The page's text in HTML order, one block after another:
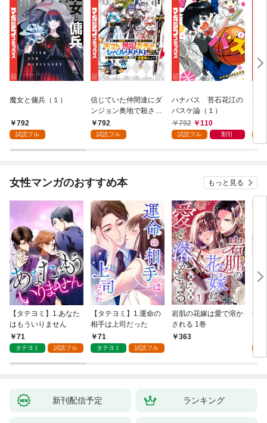
魔女と傭兵（１）
792
試読フル
信じていた仲間達にダ
ンジョン奥地で殺され
かけたがギフト『無限
ガチャ』でレベル９９
『ざまぁ！』します！
（１）
792
試読フル
ハナバス 苔石花江の
バスケ論（１）
792
110
試読フル 割引
追
強
～
（
女性マンガのおすすめ本 もっと見る
【タテヨミ】1.あなた
はもういりません
71
タテヨミ 試読フル
【タテヨミ】1.運命の
相手は上司だった
71
タテヨミ 試読フル
岩肌の花嫁は愛で溶か
される 1巻
363
愛
新刊配信予定 ランキング